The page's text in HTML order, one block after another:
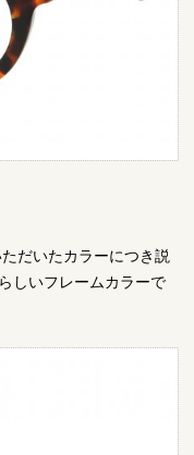
だいたカラーにつき説
しいフレームカラーで